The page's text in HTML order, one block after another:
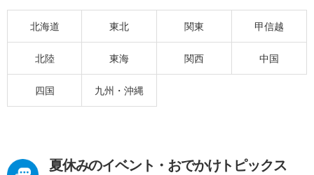
北海道 東北 関東 甲信越
北陸 東海 関西 中国
四国 九州・沖縄
夏休みのイベント・おでかけトピックス